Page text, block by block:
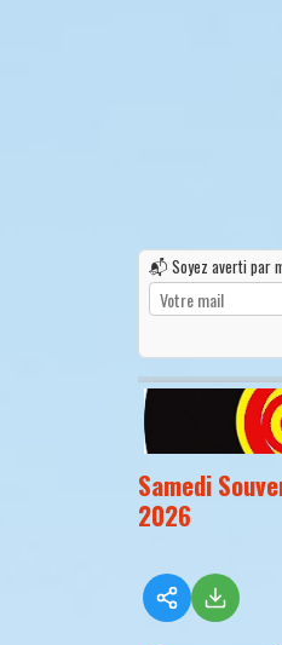
📬 Soyez averti par
Samedi
2026